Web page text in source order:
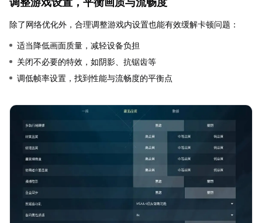
除了网络优化外，合理调整游戏内设置也能有效缓解卡顿问题：
适当降低画面质量，减轻设备负担
关闭不必要的特效，如阴影、抗锯齿等
调低帧率设置，找到性能与流畅度的平衡点